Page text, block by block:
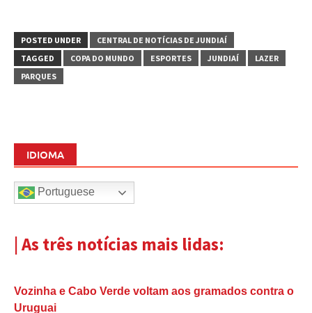
POSTED UNDER
CENTRAL DE NOTÍCIAS DE JUNDIAÍ
TAGGED
COPA DO MUNDO ESPORTES JUNDIAÍ
LAZER
PARQUES
IDIOMA
Portuguese
| As três notícias mais lidas:
Vozinha e Cabo Verde voltam aos gramados contra o
Uruguai